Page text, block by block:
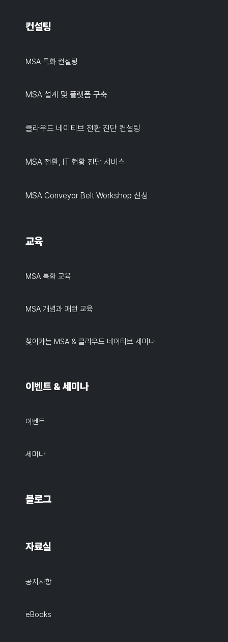
컨설팅
MSA 특화 컨설팅
MSA 설계 및 플랫폼 구축
클라우드 네이티브 전환 진단 컨설팅
MSA 전환, IT 현황 진단 서비스
MSA Conveyor Belt Workshop 신청
교육
MSA 특화 교육
MSA 개념과 패턴 교육
찾아가는 MSA & 클라우드 네이티브 세미나
이벤트 & 세미나
이벤트
세미나
블로그
자료실
공지사항
eBooks